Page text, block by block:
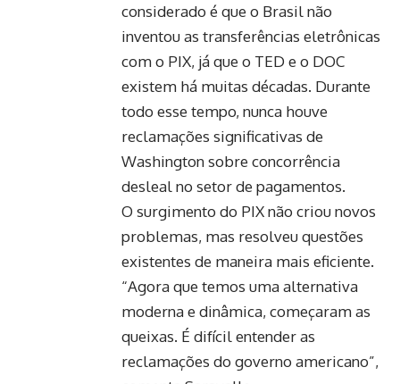
considerado é que o Brasil não
inventou as transferências eletrônicas
com o PIX, já que o TED e o DOC
existem há muitas décadas. Durante
todo esse tempo, nunca houve
reclamações significativas de
Washington sobre concorrência
desleal no setor de pagamentos.
O surgimento do PIX não criou novos
problemas, mas resolveu questões
existentes de maneira mais eficiente.
“Agora que temos uma alternativa
moderna e dinâmica, começaram as
queixas. É difícil entender as
reclamações do governo americano”,